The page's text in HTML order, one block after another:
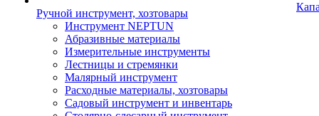
Ручной инструмент, хозтовары
Инструмент NEPTUN
Абразивные материалы
Измерительные инструменты
Лестницы и стремянки
Малярный инструмент
Расходные материалы, хозтовары
Садовый инструмент и инвентарь